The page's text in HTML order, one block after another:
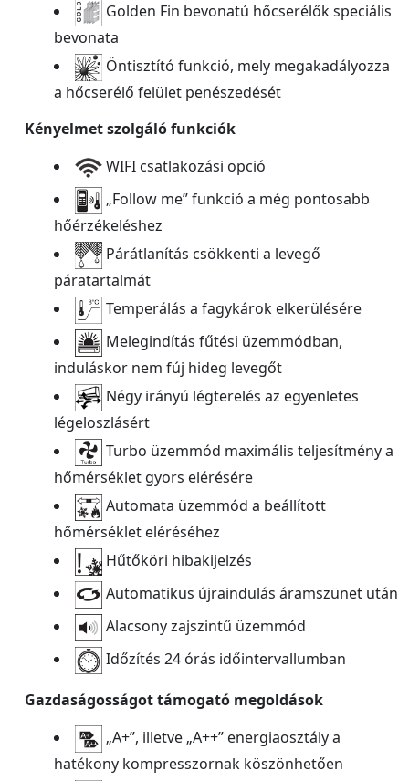
Golden Fin bevonatú hőcserélők speciális
bevonata
Öntisztító funkció, mely megakadályozza
a hőcserélő felület penészedését
Kényelmet szolgáló funkciók
WIFI csatlakozási opció
„Follow me” funkció a még pontosabb
hőérzékeléshez
Párátlanítás csökkenti a levegő
páratartalmát
Temperálás a fagykárok elkerülésére
Melegindítás fűtési üzemmódban,
induláskor nem fúj hideg levegőt
Négy irányú légterelés az egyenletes
légeloszlásért
Turbo üzemmód maximális teljesítmény a
hőmérséklet gyors elérésére
Automata üzemmód a beállított
hőmérséklet eléréséhez
Hűtőköri hibakijelzés
Automatikus újraindulás áramszünet után
Alacsony zajszintű üzemmód
Időzítés 24 órás időintervallumban
Gazdaságosságot támogató megoldások
„A+”, illetve „A++” energiaosztály a
hatékony kompresszornak köszönhetően